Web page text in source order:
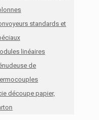
standards et
linéaires
de
découpe papier,